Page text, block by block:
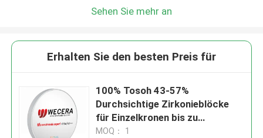
Sehen Sie mehr an
Erhalten Sie den besten Preis für
100% Tosoh 43-57%
Durchsichtige Zirkonieblöcke
für Einzelkronen bis zu
Abutments
MOQ： 1